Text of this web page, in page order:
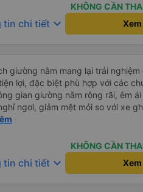
KHÔNG CẦN
tin chi tiết keyboard_arrow_down
giường nằm mang lại trải
lợi, đặc biệt phù hợp với các
gian giường nằm rộng rãi, êm
ngơi, giảm mệt mỏi so với xe
rèm che riêng tư, cổng sạc điện
chịu trong suốt hành trình. Đội ngũ tài xế và phụ
vụ nhiệt tình, lịch sự, lái xe cẩn
KHÔNG CẦN
tin chi tiết keyboard_arrow_down